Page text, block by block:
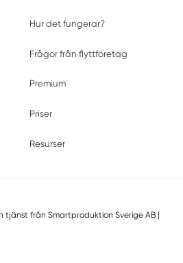
Hur det fungerar?
Frågor från flyttföretag
Premium
Priser
Resurser
tjänst frånSmartproduktion Sverige AB |